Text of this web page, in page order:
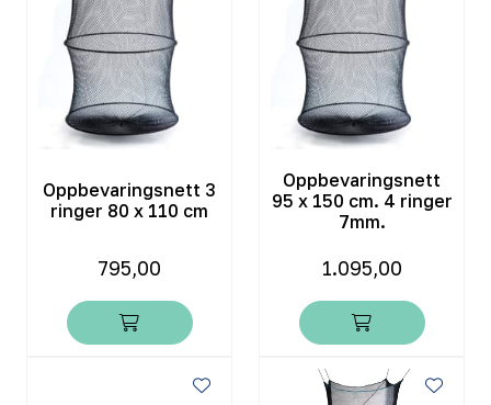
Oppbevaringsnett 3
ringer 80 x 110 cm
795,00
Oppbevaringsnett
95 x 150 cm. 4 ringer
7mm.
1.095,00